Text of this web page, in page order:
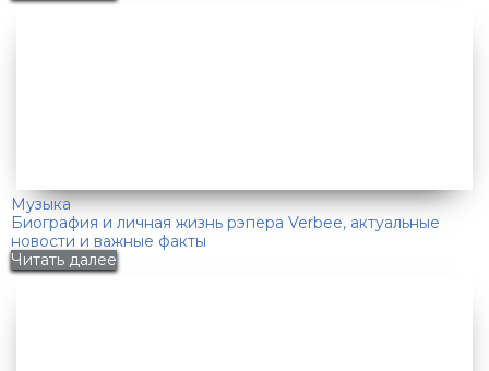
Музыка
Биография и личная жизнь рэпера Verbee, актуальные
новости и важные факты
Читать далее